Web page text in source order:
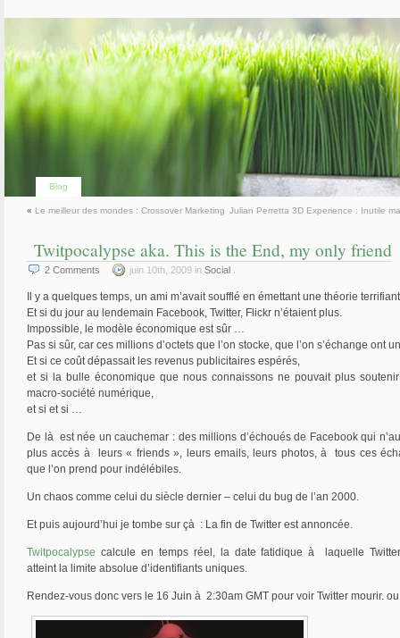
Blog
« Le meilleur des mondes : Crossover Marketing Julian Perretta 3D Experience : Inutile
Twitpocalypse aka. This is the End, my only friend
2 Comments juin 10th, 2009 in Social
Il y a quelques temps, un ami m’avait soufflé en émettant une théorie
Et si du jour au lendemain Facebook, Twitter, Flickr n’étaient plus.
Impossible, le modèle économique est sûr …
Pas si sûr, car ces millions d’octets que l’on stocke, que l’on s’échange ont
Et si ce coût dépassait les revenus publicitaires espérés,
et si la bulle économique que nous connaissons ne pouvait plus
macro-société numérique,
et si et si …
De là est née un cauchemar : des millions d’échoués de Facebook qui
plus accès à leurs « friends », leurs emails, leurs photos, à tous ces
que l’on prend pour indélébiles.
Un chaos comme celui du siècle dernier – celui du bug de l’an 2000.
Et puis aujourd’hui je tombe sur çà : La fin de Twitter est annoncée.
Twitpocalypse calcule en temps réel, la date fatidique à laquelle
atteint la limite absolue d’identifiants uniques.
Rendez-vous donc vers le 16 Juin à 2:30am GMT pour voir Twitter mourir.